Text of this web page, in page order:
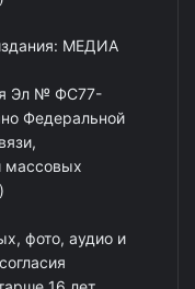
МЕДИА
Эл № ФС77-
Федеральной
массовых
фото, аудио и